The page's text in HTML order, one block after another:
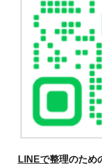
LINEで整理のため